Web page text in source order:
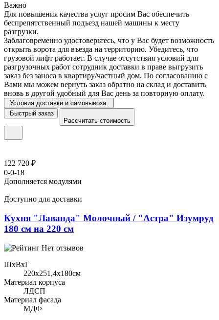
Важно
Для повышения качества услуг просим Вас обеспечить
беспрепятственный подъезд нашей машины к месту
разгрузки.
Заблаговременно удостоверьтесь, что у Вас будет возможность
открыть ворота для въезда на территорию. Убедитесь, что
грузовой лифт работает. В случае отсутствия условий для
разгрузочных работ сотрудник доставки в праве выгрузить
заказ без заноса в квартиру/частный дом. По согласованию с
Вами мы можем вернуть заказ обратно на склад и доставить
вновь в другой удобный для Вас день за повторную оплату.
Условия доставки и самовывоза
Быстрый заказ
Рассчитать стоимость
122 720 ₽
0-0-18
Дополняется модулями
Доступно для доставки
Кухня "Лаванда" Молочный / "Астра" Изумруд
180 см на 220 см
Нет отзывов
ШхВхГ
220x251,4х180см
Материал корпуса
ЛДСП
Материал фасада
МДФ